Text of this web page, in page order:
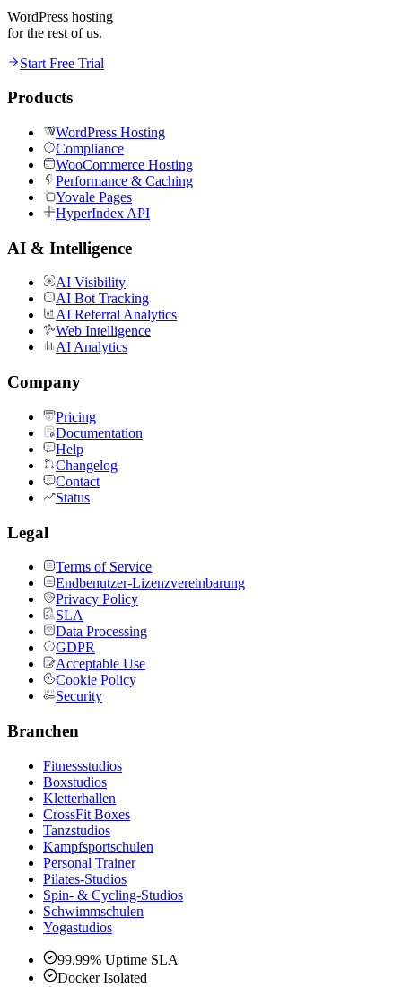
WordPress hosting
for the rest of us.
Start Free Trial
Products
WordPress Hosting
Compliance
WooCommerce Hosting
Performance & Caching
Yovale Pages
HyperIndex API
AI & Intelligence
AI Visibility
AI Bot Tracking
AI Referral Analytics
Web Intelligence
AI Analytics
Company
Pricing
Documentation
Help
Changelog
Contact
Status
Legal
Terms of Service
Endbenutzer-Lizenzvereinbarung
Privacy Policy
SLA
Data Processing
GDPR
Acceptable Use
Cookie Policy
Security
Branchen
Fitnessstudios
Boxstudios
Kletterhallen
CrossFit Boxes
Tanzstudios
Kampfsportschulen
Personal Trainer
Pilates-Studios
Spin- & Cycling-Studios
Schwimmschulen
Yogastudios
99.99% Uptime SLA
Docker Isolated